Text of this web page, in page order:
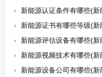
新能源认证条件有哪些(
新能源证书有哪些等级(
新能源评估设备有哪些(
新能源视频技术有哪些(
新能源设备公司有哪些(